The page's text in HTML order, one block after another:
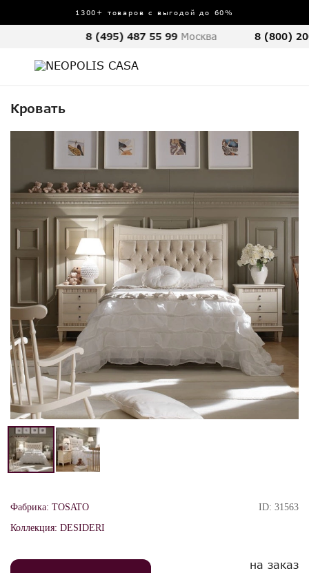
1300+ товаров с выгодой до 60%
8 (495) 487 55 99 Москва 8 (800)
Кровать
Фабрика: TOSATO
Коллекция: DESIDERI
ID: 31563
на заказ